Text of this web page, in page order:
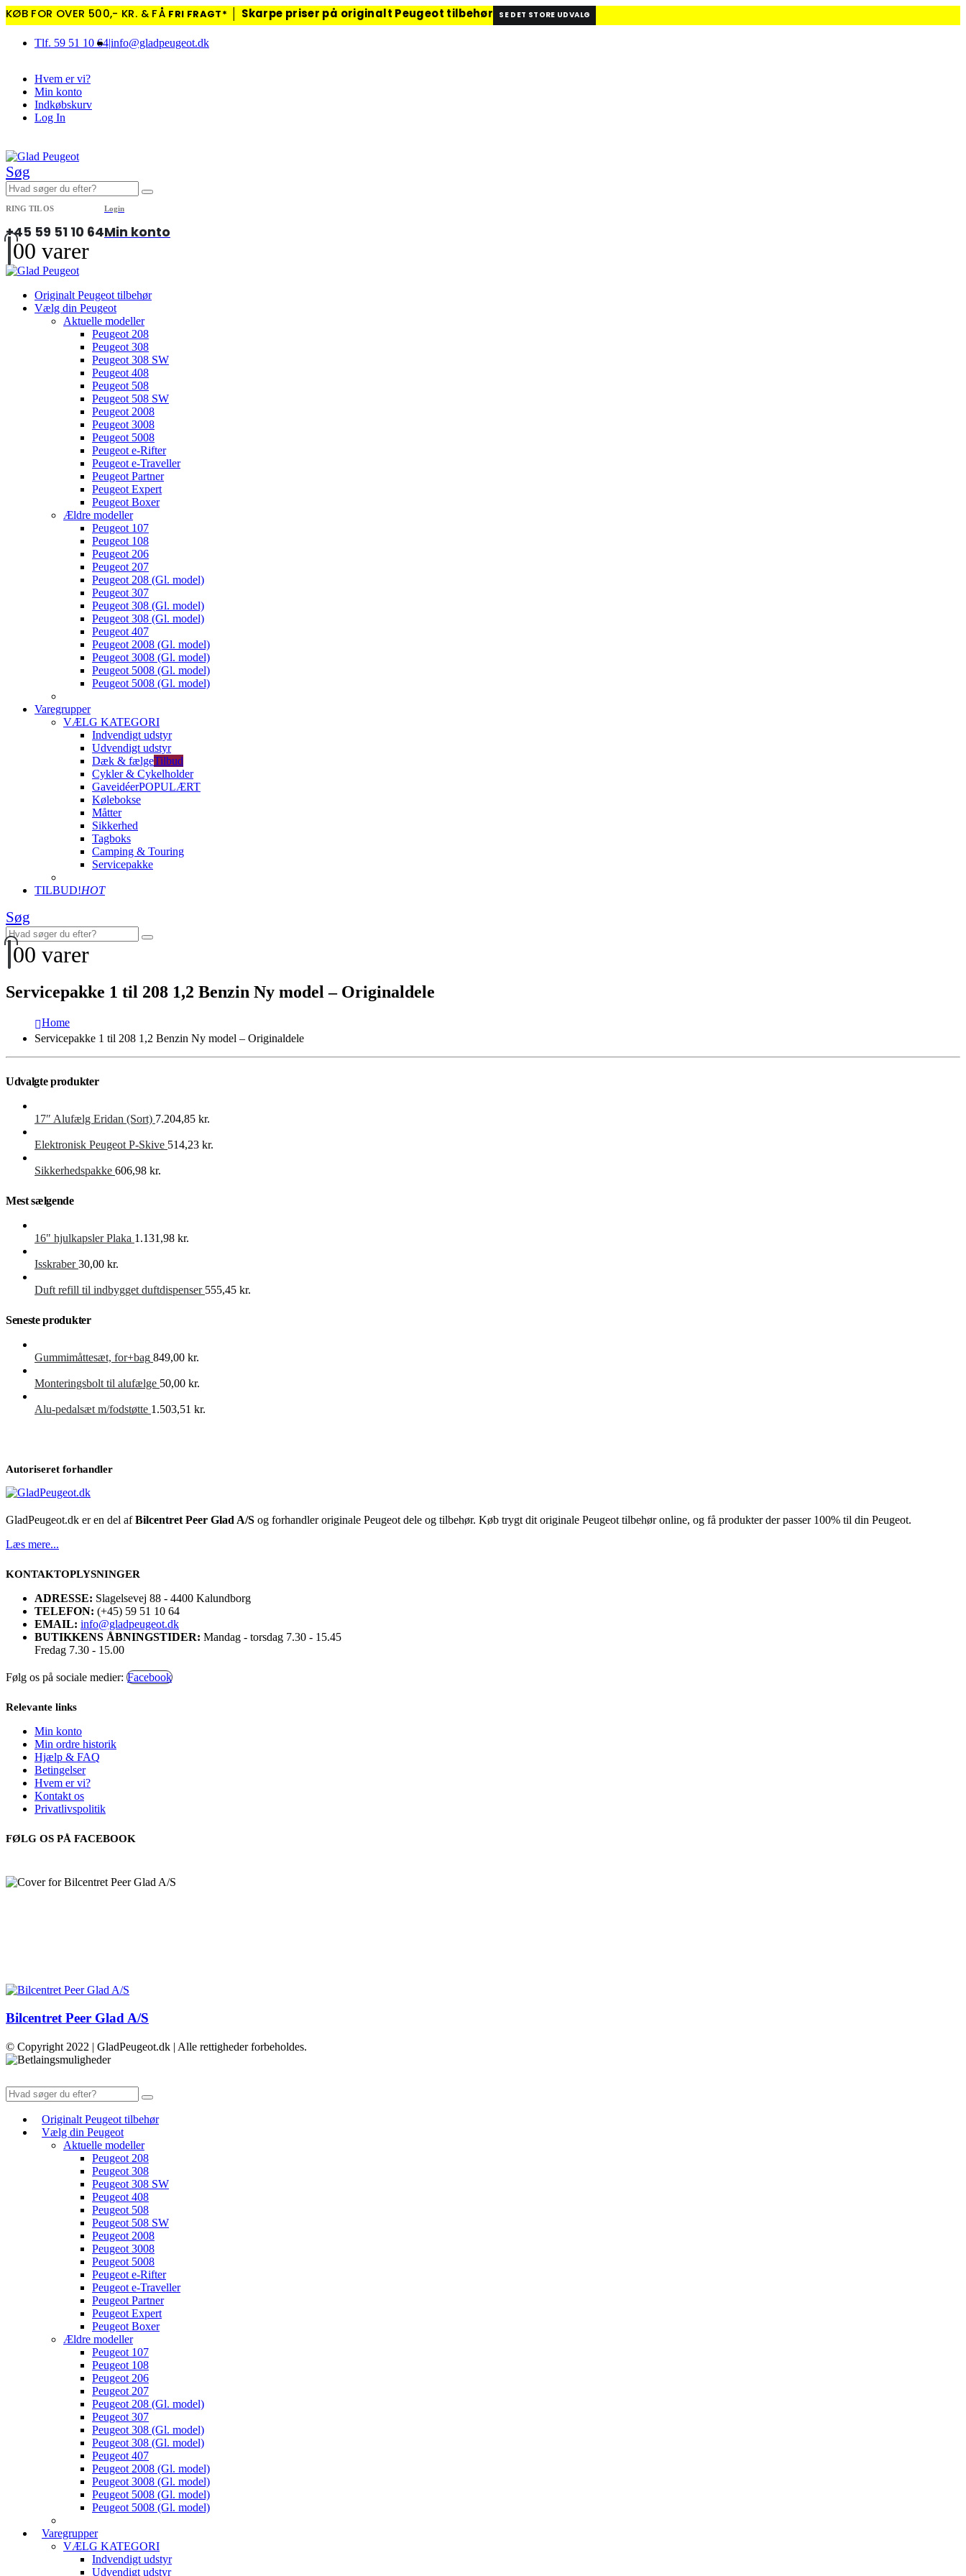
KØB FOR OVER 500,- KR. & FÅ FRI FRAGT* Skarpe priser på originalt Peugeot tilbehør SE DET STORE UDVALG
Tlf. 59 51 10 64|info@gladpeugeot.dk
Hvem er vi?
Min konto
Indkøbskurv
Log In
Søg
RING TIL OS
+45 59 51 10 64
Login
Min konto
00 varer
Originalt Peugeot tilbehør
Vælg din Peugeot
Aktuelle modeller
Peugeot 208
Peugeot 308
Peugeot 308 SW
Peugeot 408
Peugeot 508
Peugeot 508 SW
Peugeot 2008
Peugeot 3008
Peugeot 5008
Peugeot e-Rifter
Peugeot e-Traveller
Peugeot Partner
Peugeot Expert
Peugeot Boxer
Ældre modeller
Peugeot 107
Peugeot 108
Peugeot 206
Peugeot 207
Peugeot 208 (Gl. model)
Peugeot 307
Peugeot 308 (Gl. model)
Peugeot 308 (Gl. model)
Peugeot 407
Peugeot 2008 (Gl. model)
Peugeot 3008 (Gl. model)
Peugeot 5008 (Gl. model)
Peugeot 5008 (Gl. model)
Varegrupper
VÆLG KATEGORI
Indvendigt udstyr
Udvendigt udstyr
Dæk & fælgeTilbud
Cykler & Cykelholder
GaveidéerPOPULÆRT
Kølebokse
Måtter
Sikkerhed
Tagboks
Camping & Touring
Servicepakke
TILBUD!HOT
Søg
00 varer
Servicepakke 1 til 208 1,2 Benzin Ny model – Originaldele
Home
Servicepakke 1 til 208 1,2 Benzin Ny model – Originaldele
Udvalgte produkter
17″ Alufælg Eridan (Sort) 7.204,85 kr.
Elektronisk Peugeot P-Skive 514,23 kr.
Sikkerhedspakke 606,98 kr.
Mest sælgende
16" hjulkapsler Plaka 1.131,98 kr.
Isskraber 30,00 kr.
Duft refill til indbygget duftdispenser 555,45 kr.
Seneste produkter
Gummimåttesæt, for+bag 849,00 kr.
Monteringsbolt til alufælge 50,00 kr.
Alu-pedalsæt m/fodstøtte 1.503,51 kr.
Autoriseret forhandler
GladPeugeot.dk er en del afBilcentret Peer Glad A/S og forhandler originale Peugeot dele og tilbehør. Køb trygt dit originale Peugeot tilbehør online, og få produkter der passer 100% til din Peugeot.
Læs mere...
KONTAKTOPLYSNINGER
ADRESSE: Slagelsevej 88 - 4400 Kalundborg
TELEFON: (+45) 59 51 10 64
EMAIL: info@gladpeugeot.dk
BUTIKKENS ÅBNINGSTIDER: Mandag - torsdag 7.30 - 15.45
Fredag 7.30 - 15.00
Følg os på sociale medier: Facebook
Relevante links
Min konto
Min ordre historik
Hjælp & FAQ
Betingelser
Hvem er vi?
Kontakt os
Privatlivspolitik
FØLG OS PÅ FACEBOOK
Bilcentret Peer Glad A/S
© Copyright 2022 | GladPeugeot.dk | Alle rettigheder forbeholdes.
Originalt Peugeot tilbehør
Vælg din Peugeot
Aktuelle modeller
Peugeot 208
Peugeot 308
Peugeot 308 SW
Peugeot 408
Peugeot 508
Peugeot 508 SW
Peugeot 2008
Peugeot 3008
Peugeot 5008
Peugeot e-Rifter
Peugeot e-Traveller
Peugeot Partner
Peugeot Expert
Peugeot Boxer
Ældre modeller
Peugeot 107
Peugeot 108
Peugeot 206
Peugeot 207
Peugeot 208 (Gl. model)
Peugeot 307
Peugeot 308 (Gl. model)
Peugeot 308 (Gl. model)
Peugeot 407
Peugeot 2008 (Gl. model)
Peugeot 3008 (Gl. model)
Peugeot 5008 (Gl. model)
Peugeot 5008 (Gl. model)
Varegrupper
VÆLG KATEGORI
Indvendigt udstyr
Udvendigt udstyr